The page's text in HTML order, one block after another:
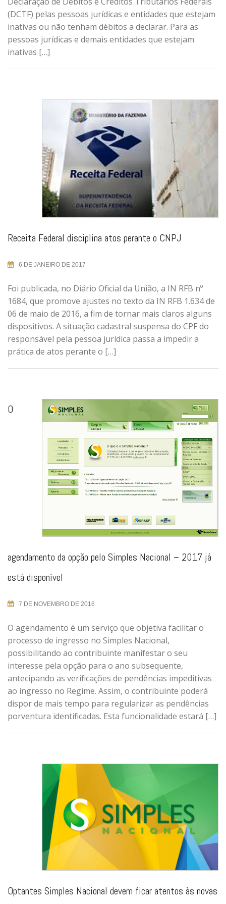
(DCTF) pelas pessoas jurídicas e entidades que estejam
inativas ou não tenham débitos a declarar. Para as
pessoas jurídicas e demais entidades que estejam
inativas […]
Receita Federal disciplina atos perante o CNPJ
6 DE JANEIRO DE 2017
Foi publicada, no Diário Oficial da União, a IN RFB nº
1684, que promove ajustes no texto da IN RFB 1.634 de
06 de maio de 2016, a fim de tornar mais claros alguns
dispositivos. A situação cadastral suspensa do CPF do
responsável pela pessoa jurídica passa a impedir a
prática de atos perante o […]
O
agendamento da opção pelo Simples Nacional – 2017 já
está disponível
7 DE NOVEMBRO DE 2016
O agendamento é um serviço que objetiva facilitar o
processo de ingresso no Simples Nacional,
possibilitando ao contribuinte manifestar o seu
interesse pela opção para o ano subsequente,
antecipando as verificações de pendências impeditivas
ao ingresso no Regime. Assim, o contribuinte poderá
dispor de mais tempo para regularizar as pendências
porventura identificadas. Esta funcionalidade estará […]
Optantes Simples Nacional devem ficar atentos às novas